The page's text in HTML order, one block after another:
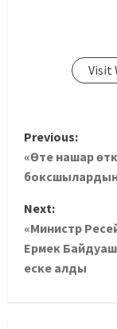
Visit
Previous:
«Өте нашар
боксшылардың
Next:
«Министр
Ермек
еске алды